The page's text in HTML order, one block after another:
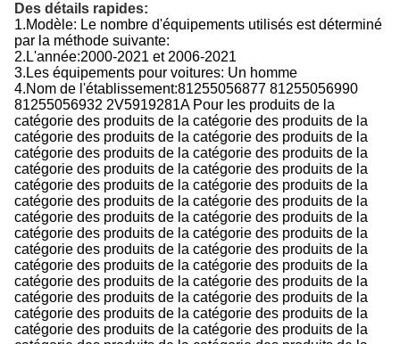
Des détails rapides:
1.Modèle: Le nombre d'équipements utilisés est déterminé
par la méthode suivante:
2. L'année:2000-2021 et 2006-2021
3. Les équipements pour voitures: Un homme
4.Nom de l'établissement:81255056877 81255056990
81255056932 2V5919281A Pour les produits de la
catégorie des produits de la catégorie des produits de la
catégorie des produits de la catégorie des produits de la
catégorie des produits de la catégorie des produits de la
catégorie des produits de la catégorie des produits de la
catégorie des produits de la catégorie des produits de la
catégorie des produits de la catégorie des produits de la
catégorie des produits de la catégorie des produits de la
catégorie des produits de la catégorie des produits de la
catégorie des produits de la catégorie des produits de la
catégorie des produits de la catégorie des produits de la
catégorie des produits de la catégorie des produits de la
catégorie des produits de la catégorie des produits de la
catégorie des produits de la catégorie des produits de la
catégorie des produits de la catégorie des produits de la